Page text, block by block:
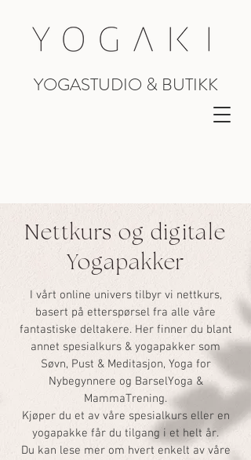
YOGASTUDIO & BUTIKK
Nettkurs og digitale
Yogapakker
I vårt online univers tilbyr vi nettkurs,
basert på etterspørsel fra alle våre
fantastiske deltakere. Her finner du blant
annet spesialkurs & yogapakker som
Søvn, Pust & Meditasjon, Yoga for
Nybegynnere og BarselYoga &
MammaTrening.
Kjøper du et av våre spesialkurs eller en
yogapakke får du tilgang i et helt år.
Du kan lese mer om hvert enkelt av våre